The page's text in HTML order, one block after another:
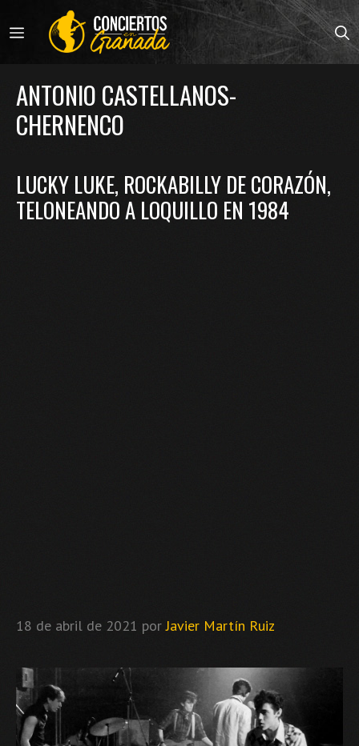
al
contenido
MENÚ
ANTONIO CASTELLANOS-
CHERNENCO
LUCKY LUKE, ROCKABILLY DE CORAZÓN,
TELONEANDO A LOQUILLO EN 1984
18 de abril de 2021 porJavier Martín Ruiz